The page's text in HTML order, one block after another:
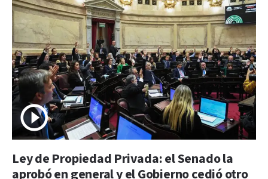
Ley de Propiedad Privada: el Senado la
aprobó en general y el Gobierno cedió otro